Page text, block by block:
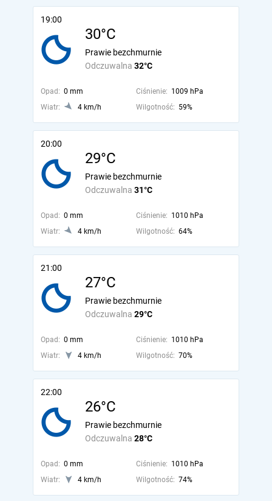
19:00
30°C
Odczuwalna 32°C
Prawie bezchmurnie
Opad: 0 mm Ciśnienie: 1009 hPa
Wiatr:
4 km/h Wilgotność: 59%
20:00
29°C
Odczuwalna 31°C
Prawie bezchmurnie
Opad: 0 mm Ciśnienie: 1010 hPa
Wiatr:
4 km/h Wilgotność: 64%
21:00
27°C
Odczuwalna 29°C
Prawie bezchmurnie
Opad: 0 mm Ciśnienie: 1010 hPa
Wiatr:
4 km/h Wilgotność: 70%
22:00
26°C
Odczuwalna 28°C
Prawie bezchmurnie
Opad: 0 mm Ciśnienie: 1010 hPa
Wiatr:
4 km/h Wilgotność: 74%